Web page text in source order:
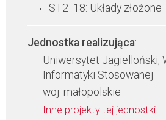
ST2_18: Układy złożone
Jednostka realizująca:
Uniwersytet Jagielloński,
Informatyki Stosowanej
woj. małopolskie
Inne projekty tej jednostki